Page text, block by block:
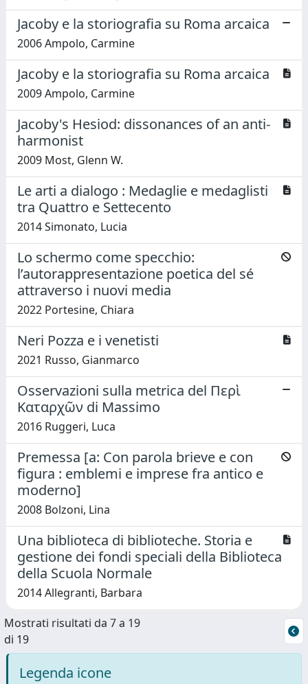
Jacoby e la storiografia su Roma arcaica
2006 Ampolo, Carmine
Jacoby e la storiografia su Roma arcaica
2009 Ampolo, Carmine
Jacoby's Hesiod: dissonances of an anti-
harmonist
2009 Most, Glenn W.
Le arti a dialogo : Medaglie e medaglisti
tra Quattro e Settecento
2014 Simonato, Lucia
Lo schermo come specchio:
l’autorappresentazione poetica del sé
attraverso i nuovi media
2022 Portesine, Chiara
Neri Pozza e i venetisti
2021 Russo, Gianmarco
Osservazioni sulla metrica del Περὶ
Καταρχῶν di Massimo
2016 Ruggeri, Luca
Premessa [a: Con parola brieve e con
figura : emblemi e imprese fra antico e
moderno]
2008 Bolzoni, Lina
Una biblioteca di biblioteche. Storia e
gestione dei fondi speciali della Biblioteca
della Scuola Normale
2014 Allegranti, Barbara
Mostrati risultati da 7 a 19
di 19
Legenda icone